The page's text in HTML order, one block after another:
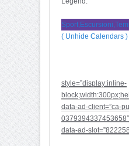
( Unhide Calendars )
style=”display:inline-
data-ad-client=”ca-
0379394337453658″
data-ad-